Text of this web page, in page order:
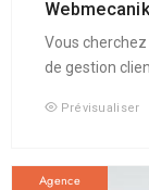
Webmecanik
Vous
de gestion
Prévisualiser
Agence